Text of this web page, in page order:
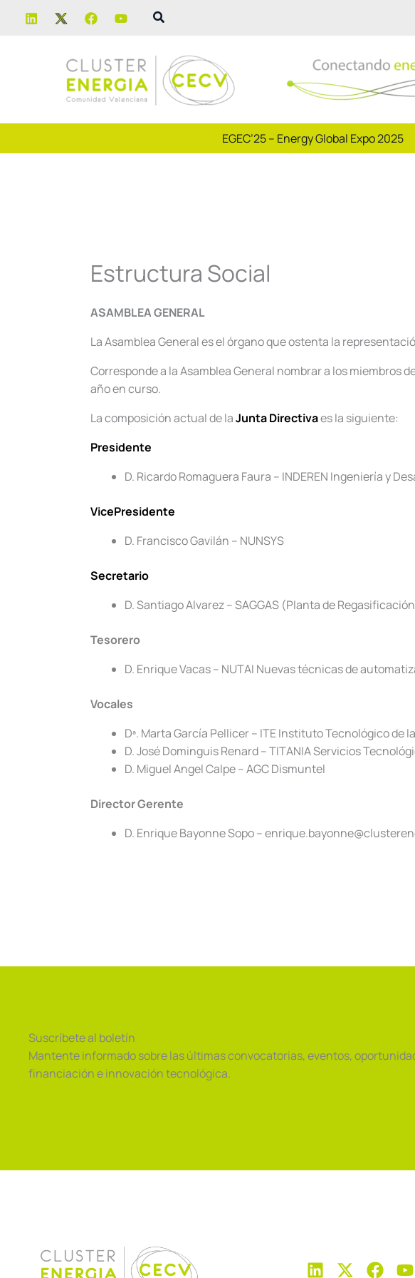
Buscar
EGEC’25 – Energy Global Expo 2025
Estructura Social
ASAMBLEA GENERAL
La Asamblea General es el órgano que ostenta la
Corresponde a la Asamblea General nombrar a los miembros
año en curso.
La composición actual de laJunta Directivaes la siguiente:
Presidente
D. Ricardo Romaguera Faura – INDEREN Ingeniería y
VicePresidente
D. Francisco Gavilán – NUNSYS
Secretario
D. Santiago Alvarez – SAGGAS (Planta de
Tesorero
D. Enrique Vacas – NUTAI Nuevas técnicas de
Vocales
Dª. Marta García Pellicer – ITE Instituto Tecnológico de
D. José Dominguis Renard – TITANIA Servicios
D. Miguel Angel Calpe – AGC Dismuntel
Director Gerente
D. Enrique Bayonne Sopo –
Suscríbete al boletín
Mantente informado sobre las últimas convocatorias, eventos,
financiación e innovación tecnológica.